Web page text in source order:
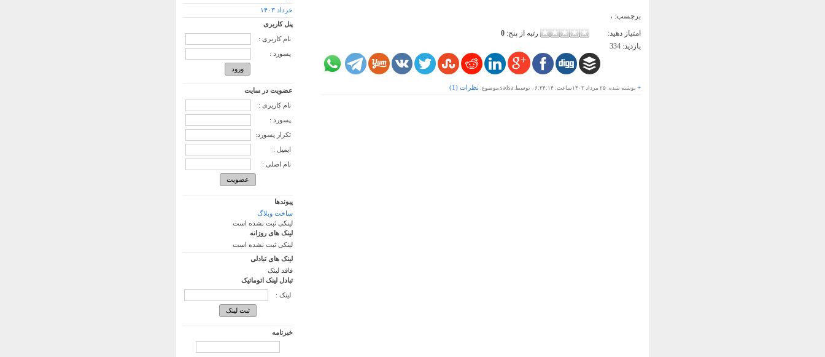
برچسب: ،
امتیاز دهید:
رتبه از پنج: 0
بازدید: 334
+ نوشته شده: ۲۵ مرداد ۱۴۰۳ ساعت: ۰۶:۳۴:۱۴ توسط:sadsa موضوع: نظرات ( 1
)
خرداد ۱۴۰۳
پنل کاربری
نام کاربری :
پسورد :
عضویت در سایت
نام کاربری :
پسورد :
تکرار پسورد:
ایمیل :
نام اصلی :
پیوندها
ساخت وبلاگ
لینکی ثبت نشده است
لینک های روزانه
لینکی ثبت نشده است
لینک های تبادلی
فاقد لینک
تبادل لینک اتوماتیک
لینک :
خبرنامه